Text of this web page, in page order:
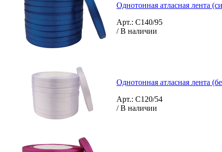
Однотонная атласная лента
Арт.: C140/95
/ В наличии
Однотонная атласная лента
Арт.: C120/54
/ В наличии